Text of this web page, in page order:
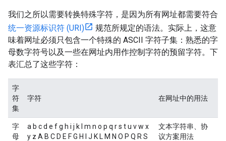
我们之所以需要转换特殊字符，是因为所有网址都需要符合
统一资源标识符 (URI)
规范所规定的语法。实际上，这意
味着网址必须只包含一个特殊的 ASCII 字符子集：熟悉的字
母数字符号以及一些在网址内用作控制字符的预留字符。下
表汇总了这些字符：
字
符
集
字符 在网址中的用法
字
母
a b c d e f g h i j k l m n o p q r s t u v w x
y z A B C D E F G H I J K L M N O P Q R S
文本字符串、协
议方案用法